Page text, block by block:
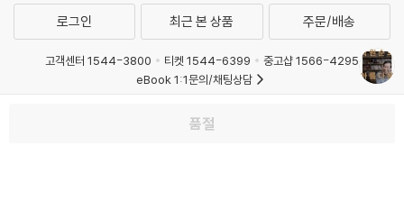
품절
로그인 최근 본 상품 주문/배송
고객센터 1544-3800 티켓 1544-6399
중고샵 1566-4295
eBook 1:1문의/채팅상담
개인정보처리방침